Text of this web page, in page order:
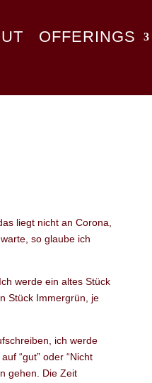
OFFERINGS
liegt nicht an Corona,
so glaube ich
werde ein altes Stück
Stück Immergrün, je
ich werde
“gut” oder “Nicht
gehen. Die Zeit